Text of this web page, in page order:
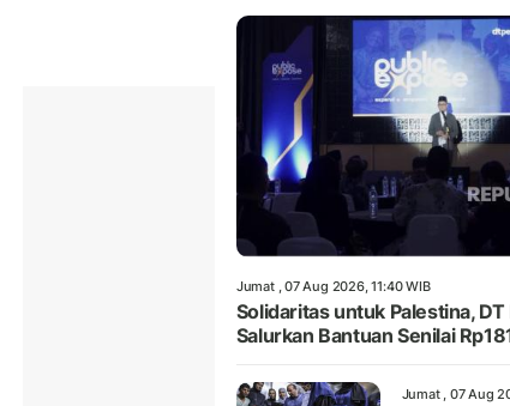
Jumat , 07 Aug 2026, 11:40 WIB
Solidaritas untuk Palestina, DT
Salurkan Bantuan Senilai
Jumat , 07 Aug